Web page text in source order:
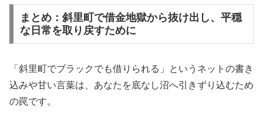
まとめ：斜里町で借金地獄から抜け出し、平穏
な日常を取り戻すために
「斜里町でブラックでも借りられる」というネットの書き
込みや甘い言葉は、あなたを底なし沼へ引きずり込むため
の罠です。